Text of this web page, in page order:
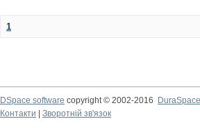
1
DSpace software copyright © 2002-2016
DuraSpace
Контакти
Зворотній зв'язок